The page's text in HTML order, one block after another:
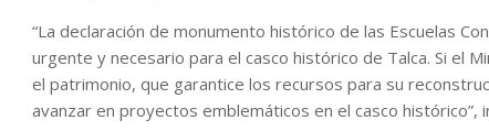
“La declaración de monumento histórico de las Escuelas
urgente y necesario para el casco histórico de Talca. Si el
el patrimonio, que garantice los recursos para su
avanzar en proyectos emblemáticos en el casco histórico”,